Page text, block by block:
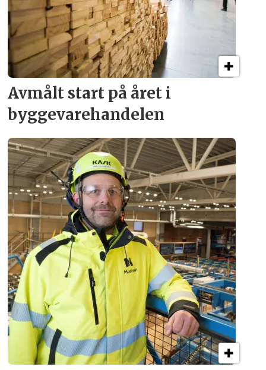
Avmålt start på året i
byggevare­handelen